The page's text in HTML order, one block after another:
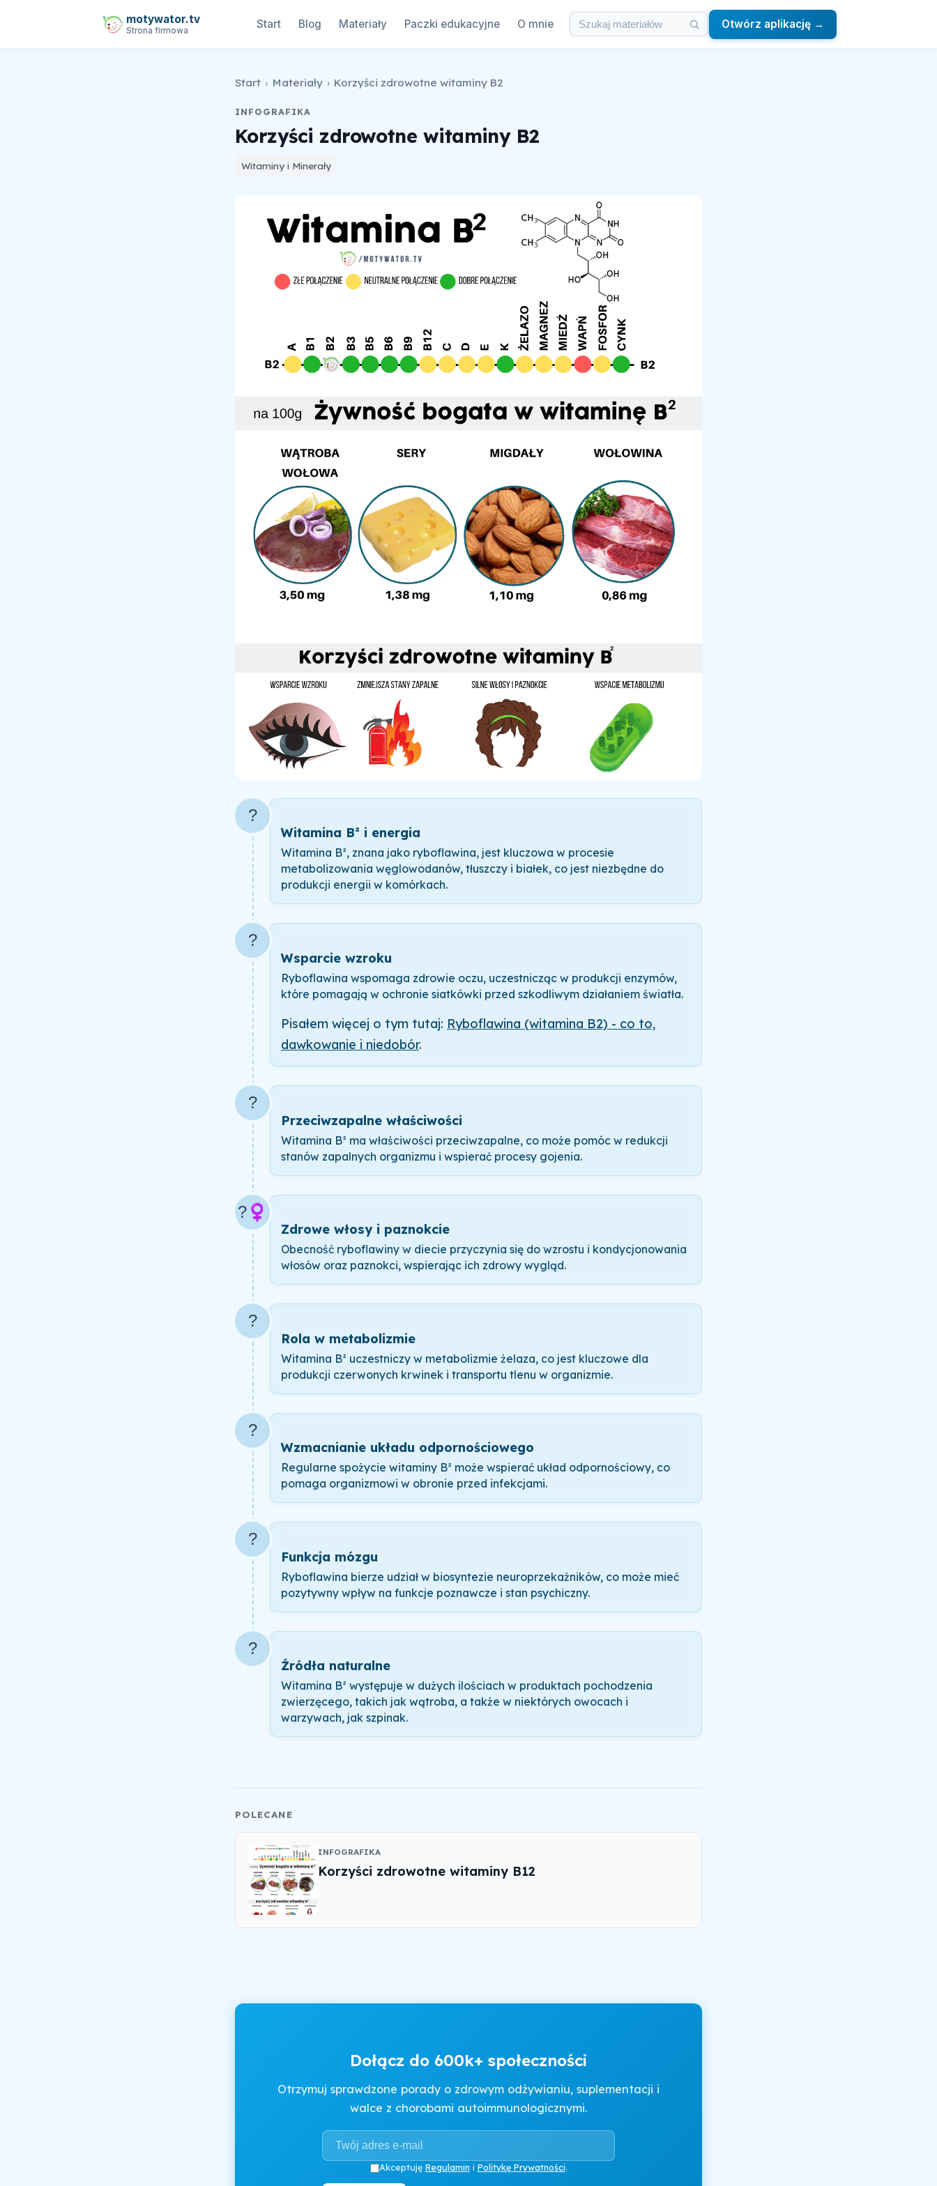
motywator.tv
Strona firmowa Start Blog Materiały Paczki edukacyjne O mnie Otwórz aplikację →
Start › Materiały › Korzyści zdrowotne witaminy B2
INFOGRAFIKA
Korzyści zdrowotne witaminy B2
Witaminy i Minerały
?
Witamina B² i energia
Witamina B², znana jako ryboflawina, jest kluczowa w procesie
metabolizowania węglowodanów, tłuszczy i białek, co jest niezbędne do
produkcji energii w komórkach.
?️
Wsparcie wzroku
Ryboflawina wspomaga zdrowie oczu, uczestnicząc w produkcji enzymów,
które pomagają w ochronie siatkówki przed szkodliwym działaniem światła.
Pisałem więcej o tym tutaj: Ryboflawina (witamina B2) - co to,
dawkowanie i niedobór.
?
Przeciwzapalne właściwości
Witamina B² ma właściwości przeciwzapalne, co może pomóc w redukcji
stanów zapalnych organizmu i wspierać procesy gojenia.
?‍♀️
Zdrowe włosy i paznokcie
Obecność ryboflawiny w diecie przyczynia się do wzrostu i kondycjonowania
włosów oraz paznokci, wspierając ich zdrowy wygląd.
?️
Rola w metabolizmie
Witamina B² uczestniczy w metabolizmie żelaza, co jest kluczowe dla
produkcji czerwonych krwinek i transportu tlenu w organizmie.
?
Wzmacnianie układu odpornościowego
Regularne spożycie witaminy B² może wspierać układ odpornościowy, co
pomaga organizmowi w obronie przed infekcjami.
?
Funkcja mózgu
Ryboflawina bierze udział w biosyntezie neuroprzekaźników, co może mieć
pozytywny wpływ na funkcje poznawcze i stan psychiczny.
?
Źródła naturalne
Witamina B² występuje w dużych ilościach w produktach pochodzenia
zwierzęcego, takich jak wątroba, a także w niektórych owocach i
warzywach, jak szpinak.
POLECANE
INFOGRAFIKA
Korzyści zdrowotne witaminy B12
Dołącz do 600k+ społeczności
Otrzymuj sprawdzone porady o zdrowym odżywianiu, suplementacji i
walce z chorobami autoimmunologicznymi.
Akceptuję Regulamin i Politykę Prywatności.